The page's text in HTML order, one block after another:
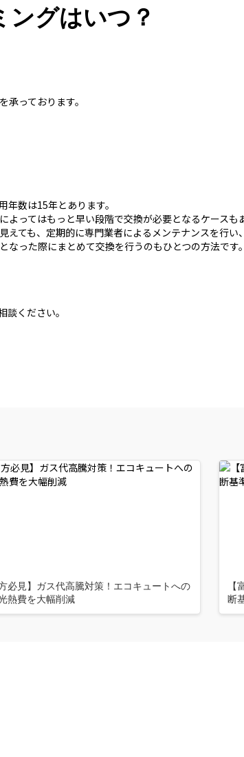
ングはいつ？
っております。
数は15年とあります。
ってはもっと早い段階で交換が必要となるケースも
ても、定期的に専門業者によるメンテナンスを行い
った際にまとめて交換を行うのもひとつの方法です。
ください。
必見】ガス代高騰対策！エコキュートへの
熱費を大幅削減
断